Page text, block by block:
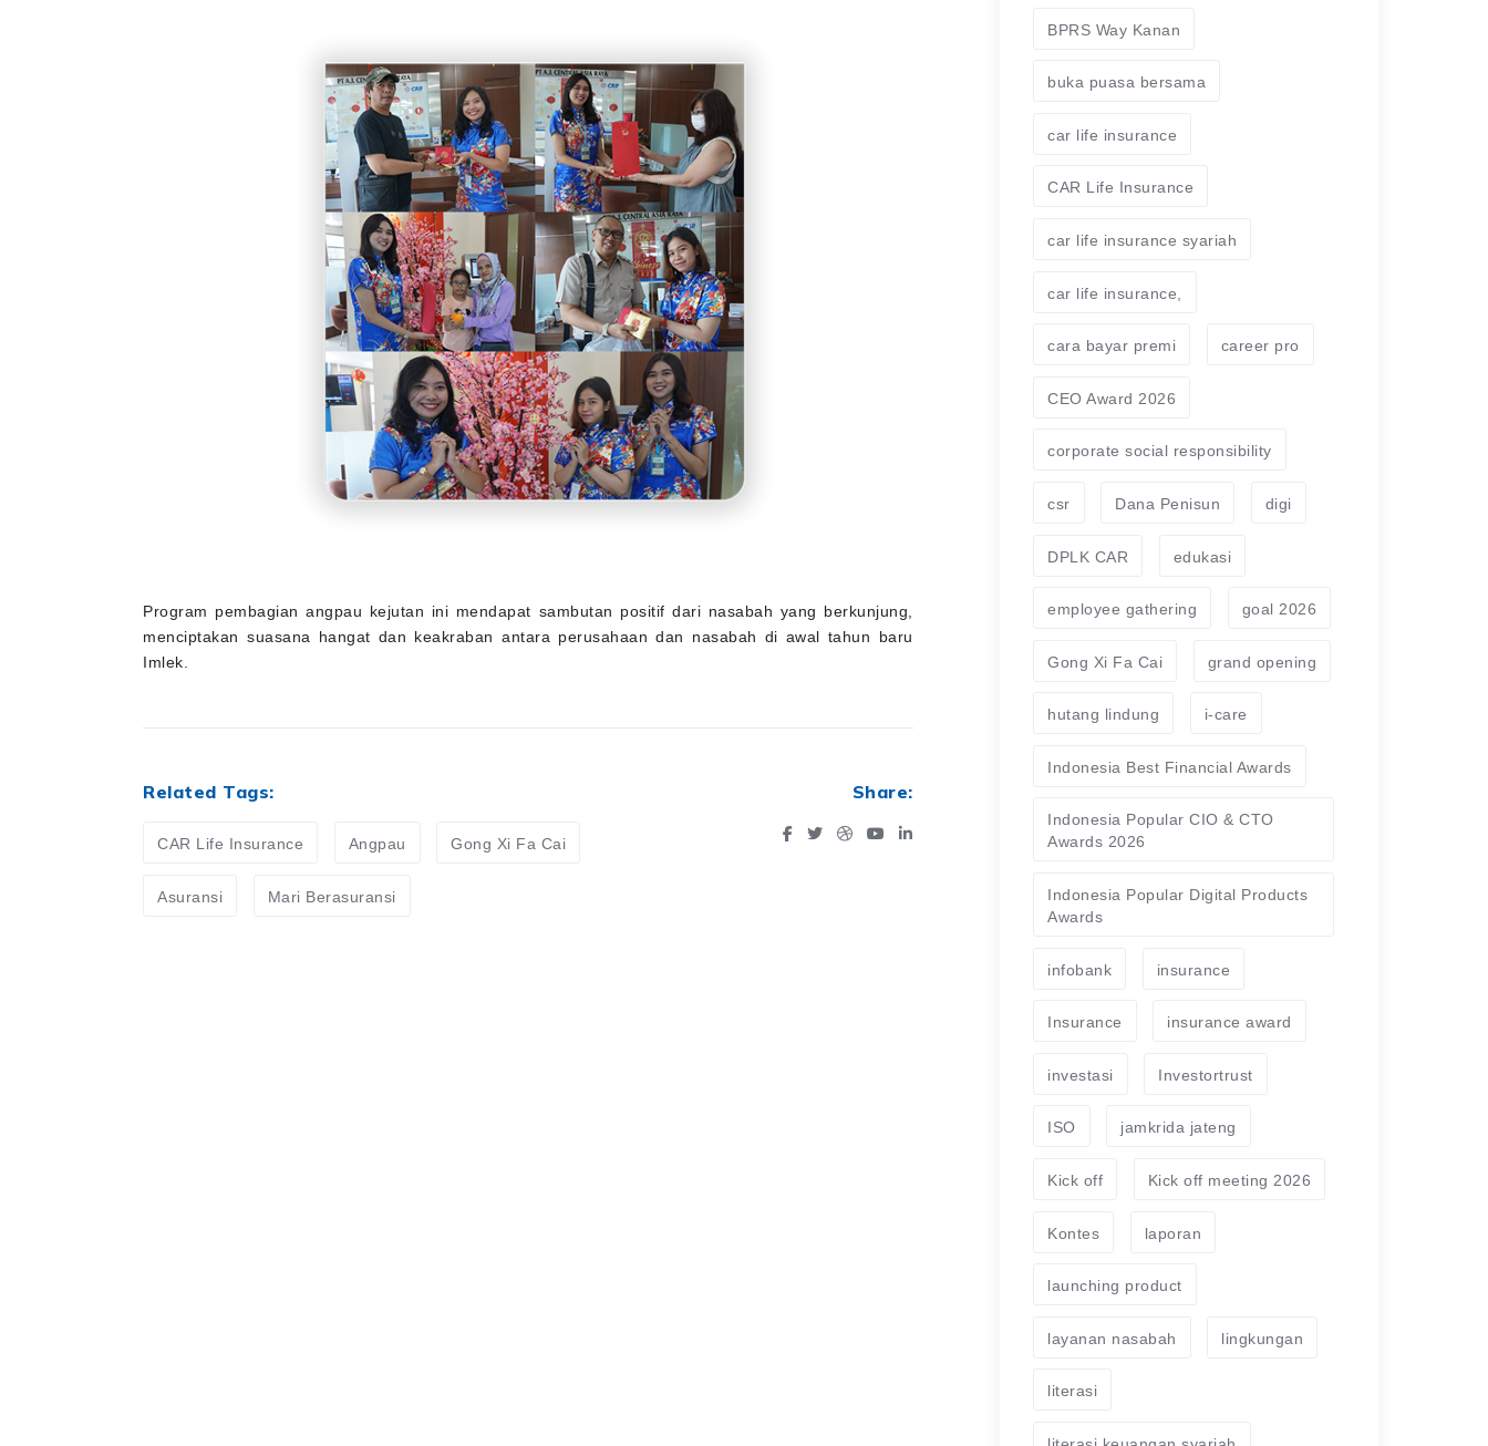
Program pembagian angpau kejutan ini mendapat sambutan positif dari nasabah yang berkunjung,
menciptakan suasana hangat dan keakraban antara perusahaan dan nasabah di awal tahun baru
Imlek.
Related Tags:
CAR Life Insurance Angpau Gong Xi Fa Cai
Asuransi Mari Berasuransi
Share:
BPRS Way Kanan
buka puasa bersama
car life insurance
CAR Life Insurance
car life insurance syariah
car life insurance,
cara bayar premi career pro
CEO Award 2026
corporate social responsibility
csr Dana Penisun digi
DPLK CAR edukasi
employee gathering goal 2026
Gong Xi Fa Cai grand opening
hutang lindung i-care
Indonesia Best Financial Awards
Indonesia Popular CIO & CTO
Awards 2026
Indonesia Popular Digital Products
Awards
infobank insurance
Insurance insurance award
investasi Investortrust
ISO jamkrida jateng
Kick off Kick off meeting 2026
Kontes laporan
launching product
layanan nasabah lingkungan
literasi
literasi keuangan syariah